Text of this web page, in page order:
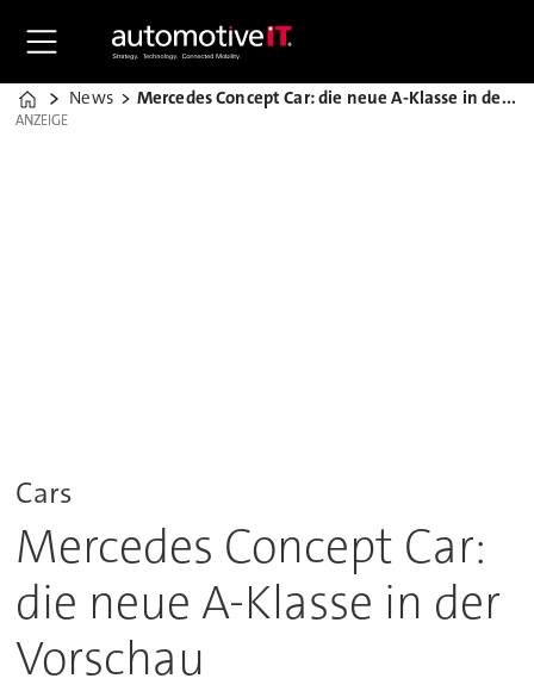
Home
News Mercedes Concept Car: die neue A-Klasse in der Vorschau
ANZEIGE
ANZEIGE
Cars
Mercedes Concept Car:
die neue A-Klasse in der
Vorschau